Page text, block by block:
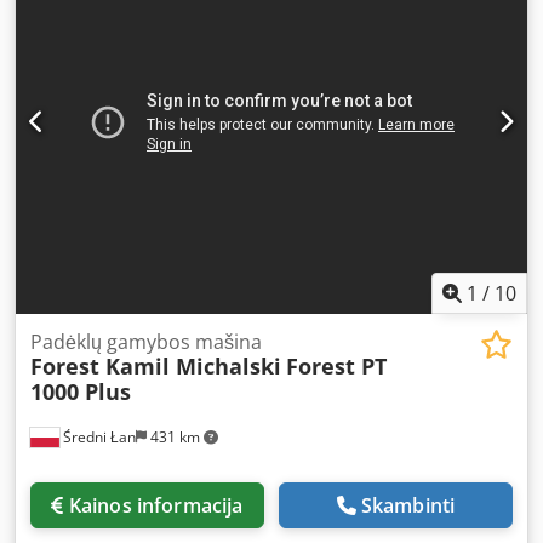
Išleidimo konvejeris
1 / 10
Średni Łan 431 km
Padėklų gamybos mašina
Forest Kamil Michalski Forest PT
1000 Plus
Kainos informacija Skambinti